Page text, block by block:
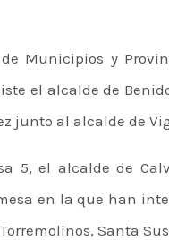
de Municipios y
el alcalde de
junto al alcalde de
5, el alcalde de
en la que han
Santa